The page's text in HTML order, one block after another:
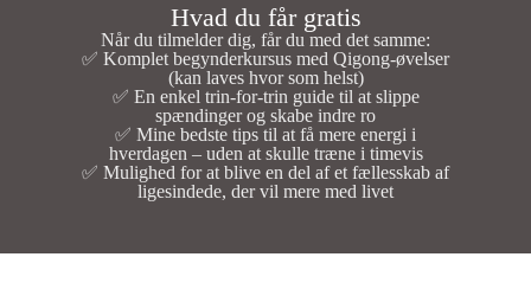
Hvad du får gratis
Når du tilmelder dig, får du med det samme:
✅ Komplet begynderkursus med Qigong-øvelser
(kan laves hvor som helst)
✅ En enkel trin-for-trin guide til at slippe
spændinger og skabe indre ro
✅ Mine bedste tips til at få mere energi i
hverdagen – uden at skulle træne i timevis
✅ Mulighed for at blive en del af et fællesskab af
ligesindede, der vil mere med livet